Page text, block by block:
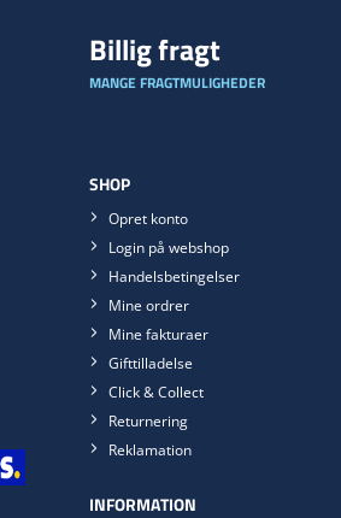
Billig fragt
MANGE FRAGTMULIGHEDER
SHOP
Opret konto
Login på webshop
Handelsbetingelser
Mine ordrer
Mine fakturaer
Gifttilladelse
Click & Collect
Returnering
Reklamation
INFORMATION